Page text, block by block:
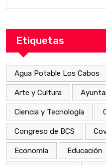
Etiquetas
Agua Potable Los Cabos
Arte y Cultura
Ciencia y Tecnología
Congreso de BCS
Economía Educación